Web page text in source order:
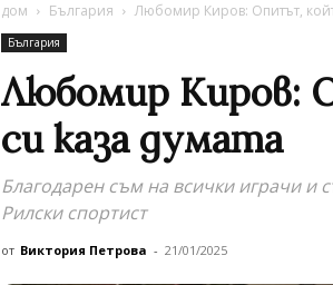
дом България Любомир Киров: Опитът,
България
Любомир Киров:
си каза думата
Благодарен съм на всички играчи и
Рилски спортист
от Виктория Петрова - 21/01/2025